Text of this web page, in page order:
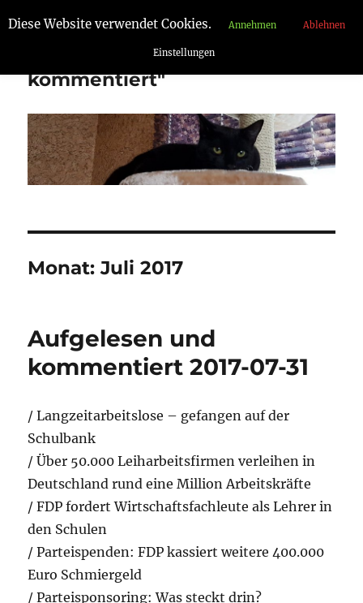
"Aufgelesen und
kommentiert"
Monat:Juli 2017
Aufgelesen und
kommentiert 2017-07-31
/ Langzeitarbeitslose – gefangen auf der
Schulbank
/ Über 50.000 Leiharbeitsfirmen verleihen in
Deutschland rund eine Million Arbeitskräfte
/ FDP fordert Wirtschaftsfachleute als Lehrer in
den Schulen
/ Parteispenden: FDP kassiert weitere 400.000
Euro Schmiergeld
/ Parteisponsoring: Was steckt drin?
Diese Website verwendet Cookies. Annehmen Ablehnen
Einstellungen